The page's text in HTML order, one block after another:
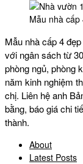
Mẫu nhà
Mẫu nhà cấp 4
với ngân sách từ
phòng ngủ, phòng
năm kinh nghiệm
chị. Liên hệ anh
bằng, báo giá chi
thành.
About
Latest Posts